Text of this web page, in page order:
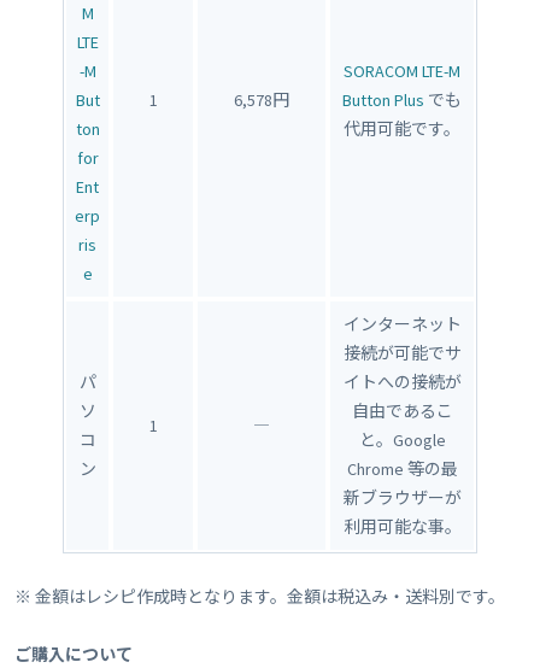
M
LTE
-M
But
ton
for
Ent
erp
ris
e
1 6,578円
SORACOM LTE-M
Button Plus でも
代用可能です。
パ
ソ
コ
ン
1 ―
インターネット
接続が可能でサ
イトへの接続が
自由であるこ
と。Google
Chrome 等の最
新ブラウザーが
利用可能な事。
※ 金額はレシピ作成時となります。金額は税込み・送料別です。
ご購入について